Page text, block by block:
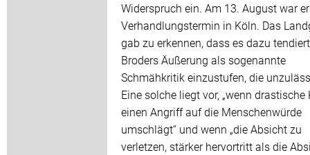
Widerspruch ein. Am 13. August war
Verhandlungstermin in Köln. Das
gab zu erkennen, dass es dazu
Broders Äußerung als sogenannte
Schmähkritik einzustufen, die
Eine solche liegt vor, „wenn drastische
einen Angriff auf die Menschenwürde
umschlägt“ und wenn „die Absicht zu
verletzen, stärker hervortritt als die